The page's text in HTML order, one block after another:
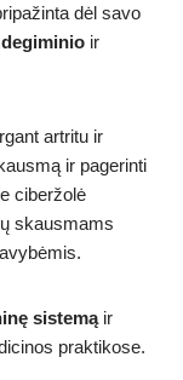
dėl savo
ir
artritu ir
ir pagerinti
ciberžolė
skausmams
sistemąir
praktikose.